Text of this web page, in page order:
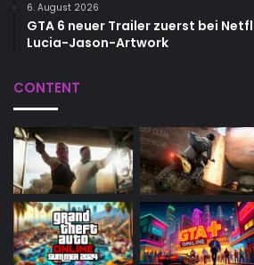
6. August 2026
GTA 6 neuer Trailer zuerst bei
Lucia-Jason-Artwork
CONTENT